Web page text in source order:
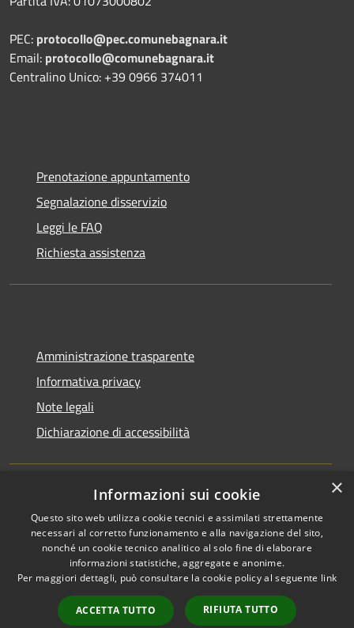
PEC: protocollo@pec.comunebagnara.it
Email: protocollo@comunebagnara.it
Centralino Unico: +39 0966 374011
Prenotazione appuntamento
Segnalazione disservizio
Leggi le FAQ
Richiesta assistenza
Amministrazione trasparente
Informativa privacy
Note legali
Dichiarazione di accessibilità
RSS
Accessibilità
Privacy
Mappa del sito
Amministrazione
Copyright © 2026 • Comune di
Bagnara Calabra • Powered by
Municipium•Accesso
redazione
×
Informazioni sui cookie
Questo sito web utilizza cookie tecnici e assimilati strettamente
necessari al corretto funzionamento e alla navigazione del sito,
nonché un cookie tecnico analitico al solo fine di elaborare
informazioni statistiche, aggregate e anonime.
Per maggiori dettagli, può consultare la cookie policy al seguente link
ACCETTA TUTTO RIFIUTA TUTTO